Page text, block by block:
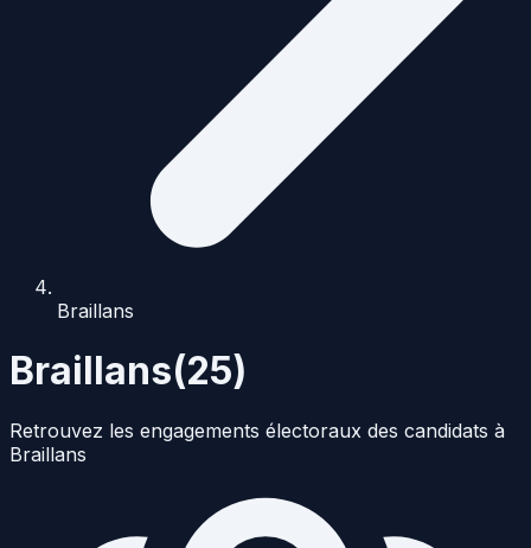
Braillans
Braillans(25)
Retrouvez les engagements électoraux des candidats à
Braillans